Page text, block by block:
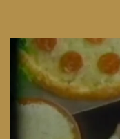
From wood-